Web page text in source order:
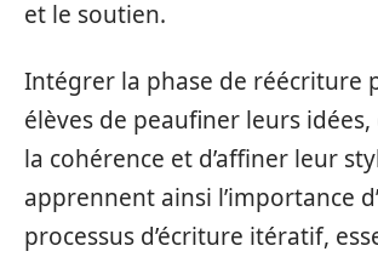
et le soutien.
Intégrer la phase de réécriture
élèves de peaufiner leurs idées,
la cohérence et d’affiner leur
apprennent ainsi l’importance
processus d’écriture itératif,